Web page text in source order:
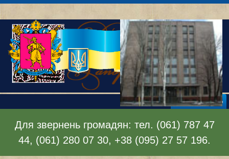
Відкрити меню
Для звернень громадян: тел. (061) 787 47
44, (061) 280 07 30, +38 (095) 27 57 196.